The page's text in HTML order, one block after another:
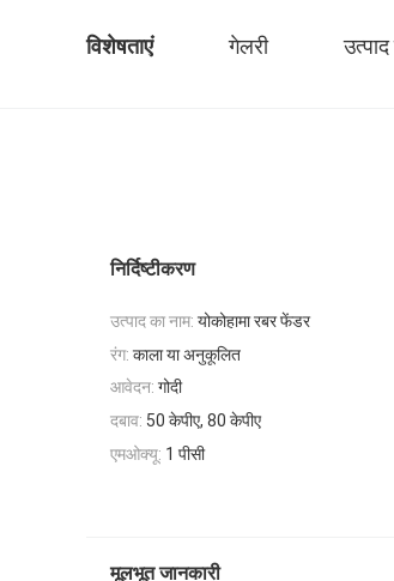
विशेषताएं गेलरी
निर्दिष्टीकरण
उत्पाद का नाम: योकोहामा रबर फेंडर
रंग: काला या अनुकूलित
आवेदन: गोदी
दबाव: 50 केपीए, 80 केपीए
एमओक्यू: 1 पीसी
मूलभूत जानकारी